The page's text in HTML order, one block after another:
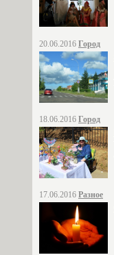
20.06.2016 Город
18.06.2016 Город
17.06.2016 Разное